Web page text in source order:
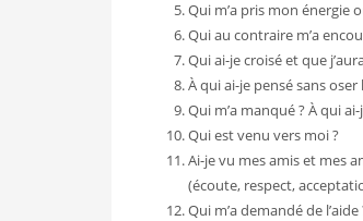
Qui m’a pris mon énergie
Qui au contraire m’a
Qui ai-je croisé et que
À qui ai-je pensé sans oser
Qui m’a manqué ? À qui
Qui est venu vers moi ?
Ai-je vu mes amis et mes
(écoute, respect,
Qui m’a demandé de